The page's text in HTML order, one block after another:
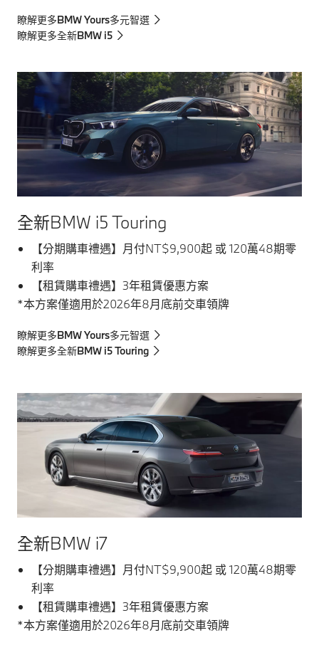
瞭解更多BMW Yours多元智選
瞭解更多全新BMW i5
全新BMW i5 Touring
【分期購車禮遇】月付NT$9,900起 或 120萬48期零
利率
【租賃購車禮遇】3年租賃優惠方案
*本方案僅適用於2026年8月底前交車領牌
瞭解更多BMW Yours多元智選
瞭解更多全新BMW i5 Touring
全新BMW i7
【分期購車禮遇】月付NT$9,900起 或 120萬48期零
利率
【租賃購車禮遇】3年租賃優惠方案
*本方案僅適用於2026年8月底前交車領牌